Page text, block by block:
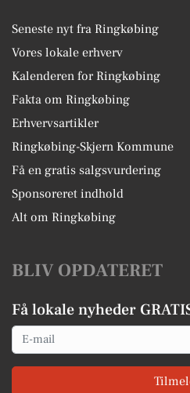
Seneste nyt fra Ringkøbing
Vores lokale erhverv
Kalenderen for Ringkøbing
Fakta om Ringkøbing
Erhvervsartikler
Ringkøbing-Skjern Kommune
Få en gratis salgsvurdering
Sponsoreret indhold
Alt om Ringkøbing
BLIV OPDATERET
Få lokale nyheder
Email